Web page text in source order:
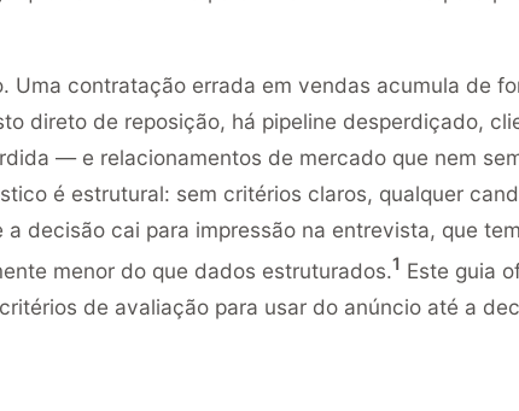
Uma contratação errada em vendas acumula de
direto de reposição, há pipeline desperdiçado,
— e relacionamentos de mercado que nem
é estrutural: sem critérios claros, qualquer
a decisão cai para impressão na entrevista, que
menor do que dados estruturados.1 Este guia
de avaliação para usar do anúncio até a